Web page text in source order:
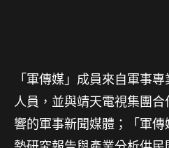
「軍傳媒」成員來自軍事
人員，並與靖天電視集團
響的軍事新聞媒體；「軍